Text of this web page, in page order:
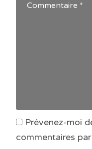
Prévenez-moi
commentaires